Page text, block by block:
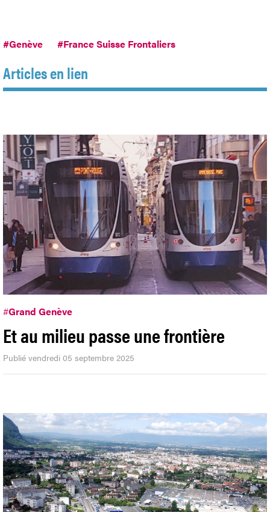
#Genève #France Suisse Frontaliers
Articles en lien
#Grand Genève
Et au milieu passe une frontière
Publié vendredi 05 septembre 2025